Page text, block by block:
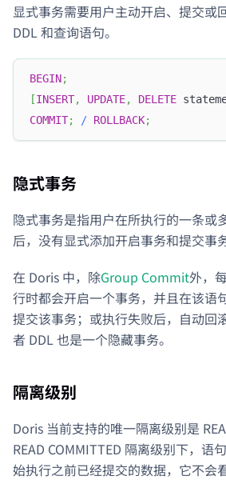
显式事务需要用户主动开启、提交或
DDL 和查询语句。
BEGIN;
[INSERT, UPDATE, DELETE
COMMIT; / ROLLBACK;
隐式事务
隐式事务是指用户在所执行的一条或
后，没有显式添加开启事务和提交事
在 Doris 中，除Group Commit外，
行时都会开启一个事务，并且在该语
提交该事务；或执行失败后，自动回
者 DDL 也是一个隐藏事务。
隔离级别
Doris 当前支持的唯一隔离级别是
READ COMMITTED 隔离级别下，语
始执行之前已经提交的数据，它不会